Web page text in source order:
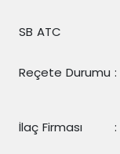
SB ATC
Reçete Durumu :
İlaç Firması :